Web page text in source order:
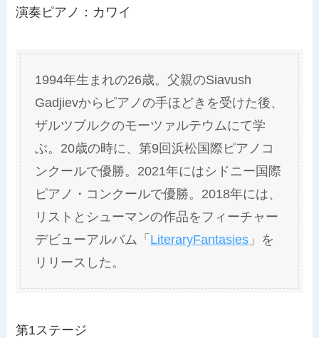
演奏ピアノ：カワイ
1994年生まれの26歳。父親のSiavush
Gadjievからピアノの手ほどきを受けた後、
ザルツブルクのモーツァルテウムにて学
ぶ。20歳の時に、第9回浜松国際ピアノコ
ンクールで優勝。2021年にはシドニー国際
ピアノ・コンクールで優勝。2018年には、
リストとシューマンの作品をフィーチャー
デビューアルバム「 LiteraryFantasies 」を
リリースした。
第1ステージ